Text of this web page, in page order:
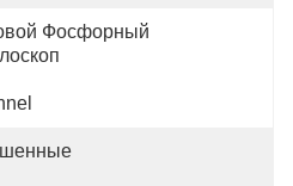
Фосфорный